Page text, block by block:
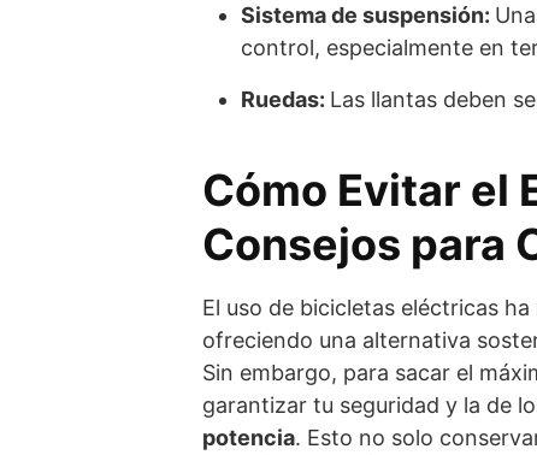
Sistema de suspensión:
control, especialmente en
Ruedas: Las llantas deben
Cómo Evitar el
Consejos para
El uso de bicicletas eléctricas
ofreciendo una alternativa
Sin embargo, para sacar el
garantizar tu seguridad y la de
potencia. Esto no solo